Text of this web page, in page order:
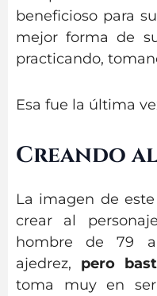
beneficioso para
mejor forma de
practicando,
Esa fue la última
Creando
La imagen de
crear al
hombre de 79
ajedrez, pero
toma muy en